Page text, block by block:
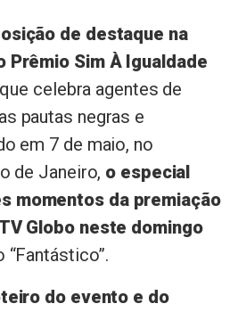
de destaque na
Prêmio Sim À Igualdade
celebra agentes de
pautas negras e
em 7 de maio, no
de Janeiro, o especial
momentos da premiação
Globo neste domingo
“Fantástico”.
do evento e do